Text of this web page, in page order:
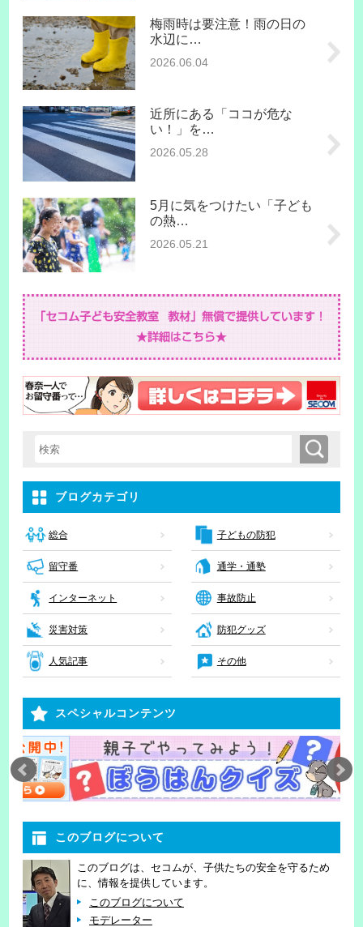
梅雨時は要注意！雨の日の
水辺に…
2026.06.04
近所にある「ココが危な
い！」を…
2026.05.28
5月に気をつけたい「子ども
の熱…
2026.05.21
検索キーワード入力 検索
ブログカテゴリ
総合 子どもの防犯
留守番 通学・通塾
インターネット 事故防止
災害対策 防犯グッズ
人気記事 その他
スペシャルコンテンツ
このブログについて
このブログは、セコムが、子供たちの安全を守るため
に、情報を提供しています。
このブログについて
モデレーター